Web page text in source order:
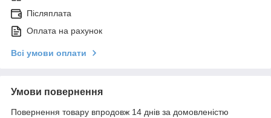
Післяплата
Оплата на рахунок
Всі умови оплати
Умови повернення
Повернення товару впродовж 14 днів за домовленістю